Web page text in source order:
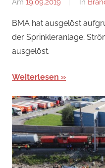
Am 19.09.2019
Von
In
BMA hat ausgelöst
der Sprinkleranlage;
ausgelöst.
Weiterlesen